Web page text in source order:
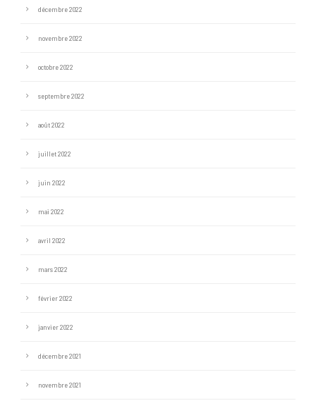
décembre 2022
novembre 2022
octobre 2022
septembre 2022
août 2022
juillet 2022
juin 2022
mai 2022
avril 2022
mars 2022
février 2022
janvier 2022
décembre 2021
novembre 2021